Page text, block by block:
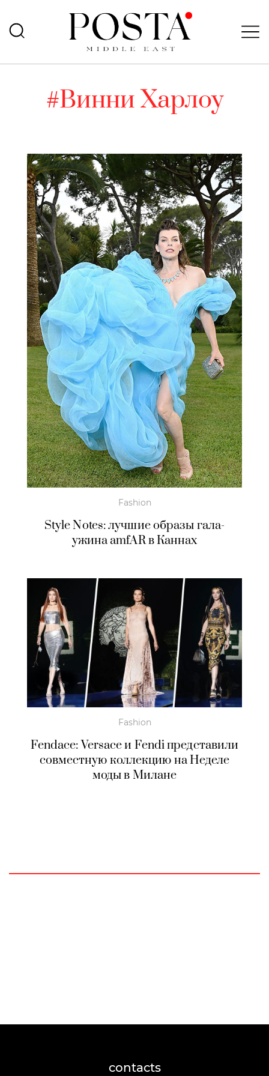
#Винни Харлоу
Fashion
Style Notes: лучшие образы гала-
ужина amfAR в Каннах
Fashion
Fendace: Versace и Fendi представили
совместную коллекцию на Неделе
моды в Милане
contacts